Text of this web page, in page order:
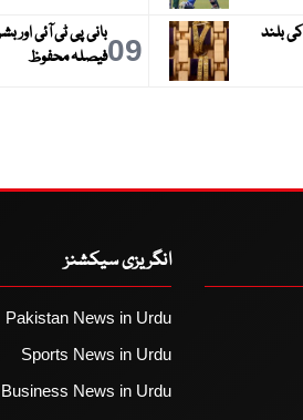
، قیمت 7 ہفتوں کی بلند
09بانی پی ٹی آئی
فیصلہ محفوظ
انگریزی سیکشنز
Pakistan News in Urdu
Sports News in Urdu
Business News in Urdu